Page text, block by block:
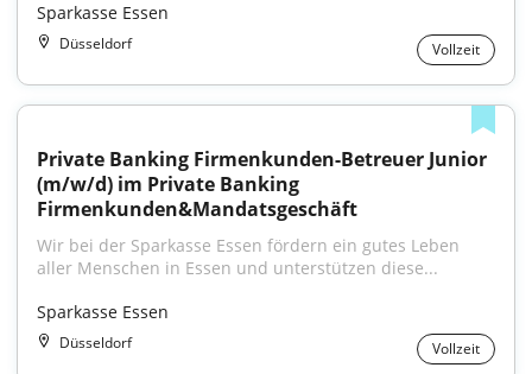
Sparkasse Essen
Düsseldorf Vollzeit
Private Banking Firmenkunden-Betreuer Junior
(m/w/d) im Private Banking
Firmenkunden&Mandatsgeschäft
Wir bei der Sparkasse Essen fördern ein gutes Leben
aller Menschen in Essen und unterstützen diese...
Sparkasse Essen
Düsseldorf Vollzeit